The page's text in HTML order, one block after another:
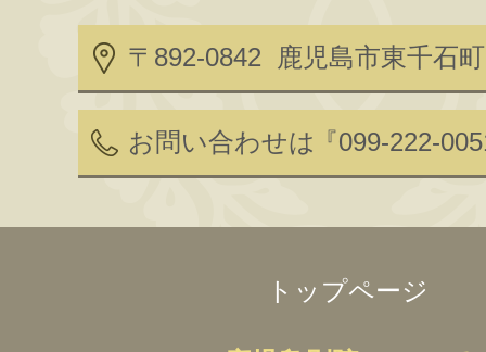
〒892-0842 鹿児島市東千石
お問い合わせは 『099-222-
トップページ